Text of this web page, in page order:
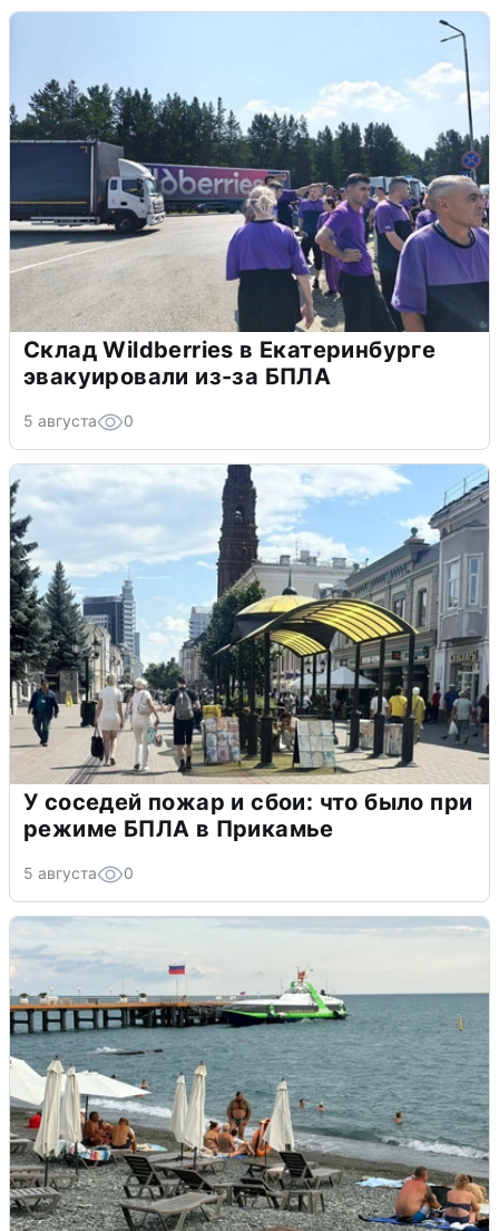
Склад Wildberries в Екатеринбурге
эвакуировали из-за БПЛА
5 августа 0
У соседей пожар и сбои: что было при
режиме БПЛА в Прикамье
5 августа 0